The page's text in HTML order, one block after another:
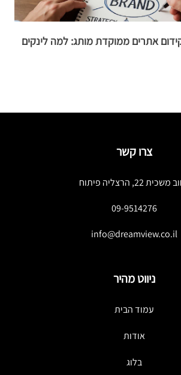
אתרים ממוקדת מותג: למה לינקים
צרו קשר
22, הרצליה פיתוח
09-9514276
info@dreamview.co.il
ניווט מהיר
עמוד הבית
אודות
בלוג